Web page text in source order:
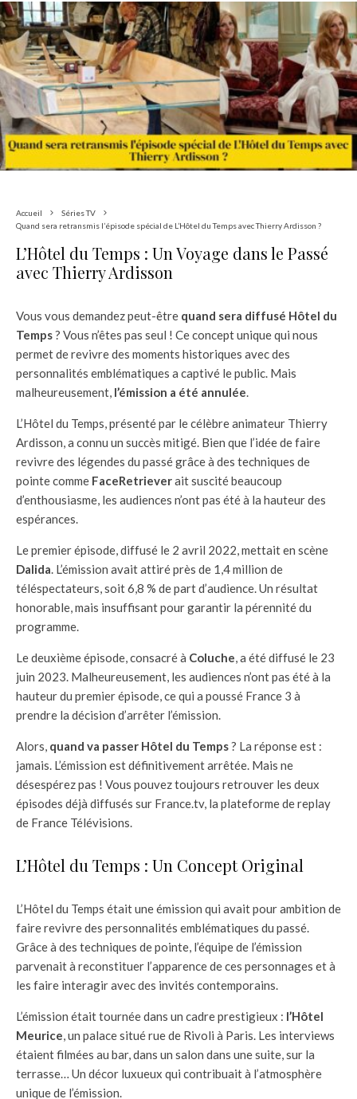
Accueil
Séries TV
Quand sera retransmis l’épisode spécial de L’Hôtel du Temps avec Thierry Ardisson ?
L’Hôtel du Temps : Un Voyage dans le Passé
avec Thierry Ardisson
Vous vous demandez peut-être quand sera diffusé Hôtel du
Temps? Vous n’êtes pas seul ! Ce concept unique qui nous
permet de revivre des moments historiques avec des
personnalités emblématiques a captivé le public. Mais
malheureusement, l’émission a été annulée.
L’Hôtel du Temps, présenté par le célèbre animateur Thierry
Ardisson, a connu un succès mitigé. Bien que l’idée de faire
revivre des légendes du passé grâce à des techniques de
pointe comme FaceRetrieverait suscité beaucoup
d’enthousiasme, les audiences n’ont pas été à la hauteur des
espérances.
Le premier épisode, diffusé le 2 avril 2022, mettait en scène
Dalida. L’émission avait attiré près de 1,4 million de
téléspectateurs, soit 6,8 % de part d’audience. Un résultat
honorable, mais insuffisant pour garantir la pérennité du
programme.
Le deuxième épisode, consacré à Coluche, a été diffusé le 23
juin 2023. Malheureusement, les audiences n’ont pas été à la
hauteur du premier épisode, ce qui a poussé France 3 à
prendre la décision d’arrêter l’émission.
Alors, quand va passer Hôtel du Temps? La réponse est :
jamais. L’émission est définitivement arrêtée. Mais ne
désespérez pas ! Vous pouvez toujours retrouver les deux
épisodes déjà diffusés sur France.tv, la plateforme de replay
de France Télévisions.
L’Hôtel du Temps : Un Concept Original
L’Hôtel du Temps était une émission qui avait pour ambition de
faire revivre des personnalités emblématiques du passé.
Grâce à des techniques de pointe, l’équipe de l’émission
parvenait à reconstituer l’apparence de ces personnages et à
les faire interagir avec des invités contemporains.
L’émission était tournée dans un cadre prestigieux : l’Hôtel
Meurice, un palace situé rue de Rivoli à Paris. Les interviews
étaient filmées au bar, dans un salon dans une suite, sur la
terrasse… Un décor luxueux qui contribuait à l’atmosphère
unique de l’émission.